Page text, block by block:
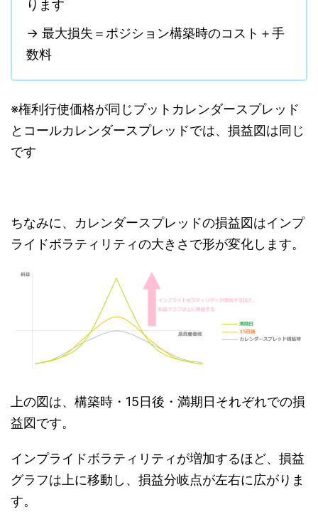
ります
→ 最大損失＝ポジション構築時のコスト＋手
数料
※権利行使価格が同じプットカレンダースプレッド
とコールカレンダースプレッドでは、損益図は同じ
です
ちなみに、カレンダースプレッドの損益図はインプ
ライドボラティリティの大きさで形が変化します。
上の図は、構築時・15日後・満期日それぞれでの損
益図です。
インプライドボラティリティが増加するほど、損益
グラフは上に移動し、損益分岐点が左右に広がりま
す。